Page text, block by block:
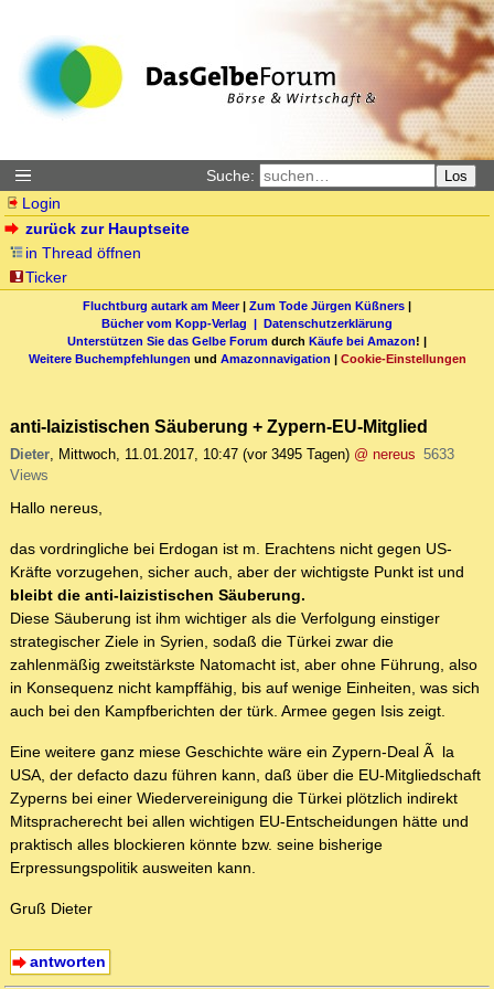
Suche: Los
Login
zurück zur Hauptseite
in Thread öffnen
Ticker
Fluchtburg autark am Meer| Zum Tode Jürgen Küßners |
Bücher vom Kopp-Verlag | Datenschutzerklärung
Unterstützen Sie das Gelbe Forum durch Käufe bei Amazon! |
Weitere Buchempfehlungen und Amazonnavigation | Cookie-Einstellungen
anti-laizistischen Säuberung + Zypern-EU-Mitglied
Dieter, Mittwoch, 11.01.2017, 10:47 (vor 3495 Tagen) @ nereus 5633
Views
Hallo nereus,
das vordringliche bei Erdogan ist m. Erachtens nicht gegen US-
Kräfte vorzugehen, sicher auch, aber der wichtigste Punkt ist und
bleibt die anti-laizistischen Säuberung.
Diese Säuberung ist ihm wichtiger als die Verfolgung einstiger
strategischer Ziele in Syrien, sodaß die Türkei zwar die
zahlenmäßig zweitstärkste Natomacht ist, aber ohne Führung, also
in Konsequenz nicht kampffähig, bis auf wenige Einheiten, was sich
auch bei den Kampfberichten der türk. Armee gegen Isis zeigt.
Eine weitere ganz miese Geschichte wäre ein Zypern-Deal Ã la
USA, der defacto dazu führen kann, daß über die EU-Mitgliedschaft
Zyperns bei einer Wiedervereinigung die Türkei plötzlich indirekt
Mitspracherecht bei allen wichtigen EU-Entscheidungen hätte und
praktisch alles blockieren könnte bzw. seine bisherige
Erpressungspolitik ausweiten kann.
Gruß Dieter
antworten